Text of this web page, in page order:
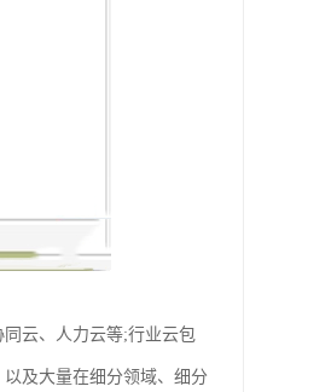
云、人力云等;行业云包
及大量在细分领域、细分